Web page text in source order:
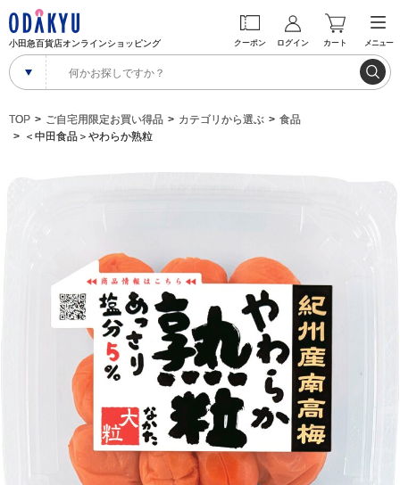
小田急百貨店オンラインショッピング クーポン ログイン カート メニュー
TOP ご自宅用限定お買い得品 カテゴリから選ぶ
食品
＜中田食品＞やわらか熟粒